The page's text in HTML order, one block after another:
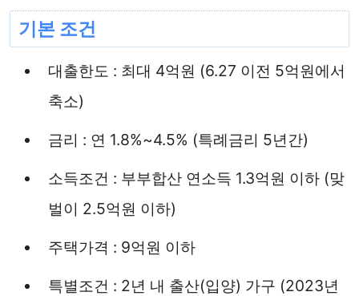
기본 조건
대출한도 : 최대 4억원 (6.27 이전 5억원에서
축소)
금리 : 연 1.8%~4.5% (특례금리 5년간)
소득조건 : 부부합산 연소득 1.3억원 이하 (맞
벌이 2.5억원 이하)
주택가격 : 9억원 이하
특별조건 : 2년 내 출산(입양) 가구 (2023년